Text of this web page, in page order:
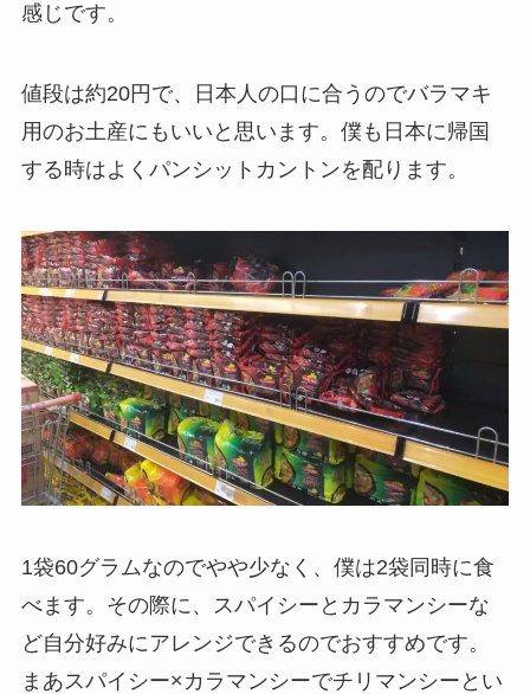
感じです。
値段は約20円で、日本人の口に合うのでバラマキ
用のお土産にもいいと思います。僕も日本に帰国
する時はよくパンシットカントンを配ります。
1袋60グラムなのでやや少なく、僕は2袋同時に食
べます。その際に、スパイシーとカラマンシーな
ど自分好みにアレンジできるのでおすすめです。
まあスパイシー×カラマンシーでチリマンシー とい